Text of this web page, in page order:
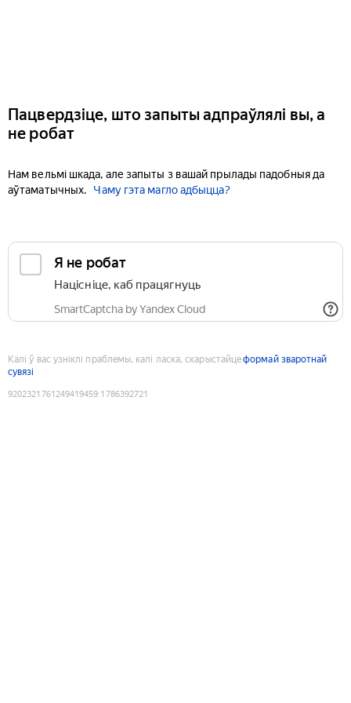
Пацвердзіце, што запыты адпраўлялі вы, а
не робат
Нам вельмі шкада, але запыты з вашай прылады падобныя да
аўтаматычных.
Чаму гэта магло адбыцца?
Я не робат
Націсніце, каб працягнуць
SmartCaptcha by Yandex Cloud
Калі ў вас узніклі праблемы, калі ласка, скарыстайцеформай зваротнай
сувязі
9202321761249419459:1786392721